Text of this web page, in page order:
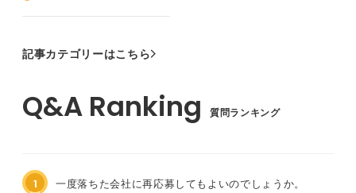
記事カテゴリーはこちら
質問ランキング
1 一度落ちた会社に再応募してもよいのでしょうか。